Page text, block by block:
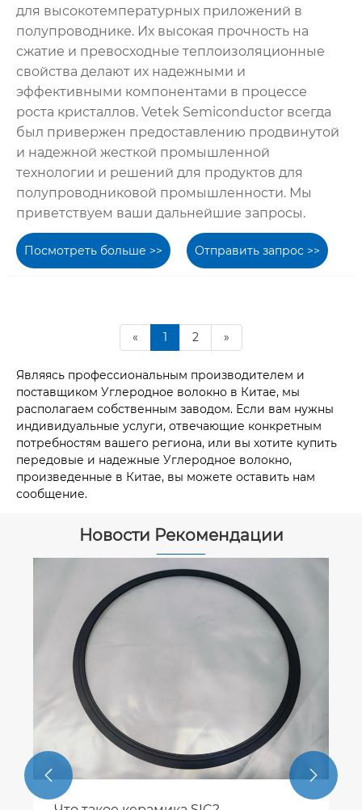
для высокотемпературных приложений в
полупроводнике. Их высокая прочность на
сжатие и превосходные теплоизоляционные
свойства делают их надежными и
эффективными компонентами в процессе
роста кристаллов. Vetek Semiconductor всегда
был привержен предоставлению продвинутой
и надежной жесткой промышленной
технологии и решений для продуктов для
полупроводниковой промышленности. Мы
приветствуем ваши дальнейшие запросы.
Посмотреть больше >> Отправить запрос >>
« 1 2 »
Являясь профессиональным производителем и
поставщиком Углеродное волокно в Китае, мы
располагаем собственным заводом. Если вам нужны
индивидуальные услуги, отвечающие конкретным
потребностям вашего региона, или вы хотите купить
передовые и надежные Углеродное волокно,
произведенные в Китае, вы можете оставить нам
сообщение.
Новости Рекомендации
РЕШЕНИЕ ДЕФЕКТА
КАПСУЛИРОВАНИЯ УГЛЕРОДА В
ПОДЛОЖКАХ КАРБИДА КРЕМНИЯ
 